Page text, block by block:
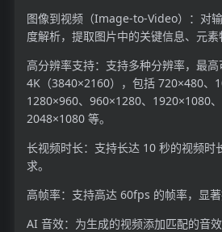
图像到视频（Image-to-Video）：对
度解析，提取图片中的关键信息、元素
高分辨率支持：支持多种分辨率，最高
4K（3840×2160），包括 720×480、
1280×960、960×1280、1920×1080、
2048×1080 等。
长视频时长：支持长达 10 秒的视频时
求。
高帧率：支持高达 60fps 的帧率，显著
AI 音效：为生成的视频添加匹配的音